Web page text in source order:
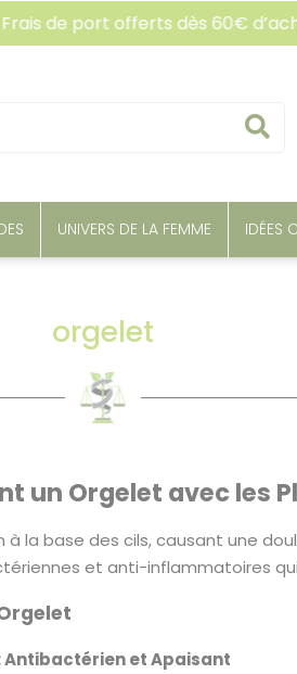
de port offerts dès 60€ d’achat* 🚚
UNIVERS DE LA FEMME IDÉES
orgelet
un Orgelet avec les
la base des cils, causant une
et anti-inflammatoires
Antibactérien et Apaisant